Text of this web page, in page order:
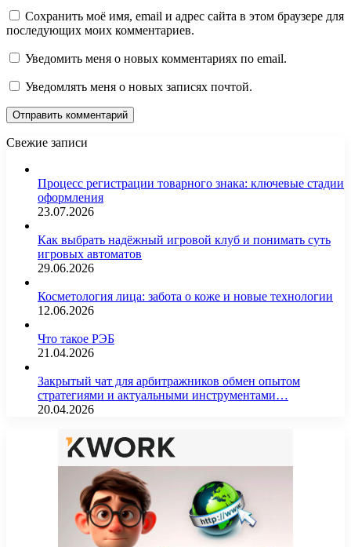
Сохранить моё имя, email и адрес сайта в этом браузере для
последующих моих комментариев.
Уведомить меня о новых комментариях по email.
Уведомлять меня о новых записях почтой.
Свежие записи
Процесс регистрации товарного знака: ключевые стадии
оформления
23.07.2026
Как выбрать надёжный игровой клуб и понимать суть
игровых автоматов
29.06.2026
Косметология лица: забота о коже и новые технологии
12.06.2026
Что такое РЭБ
21.04.2026
Закрытый чат для арбитражников обмен опытом
стратегиями и актуальными инструментами…
20.04.2026